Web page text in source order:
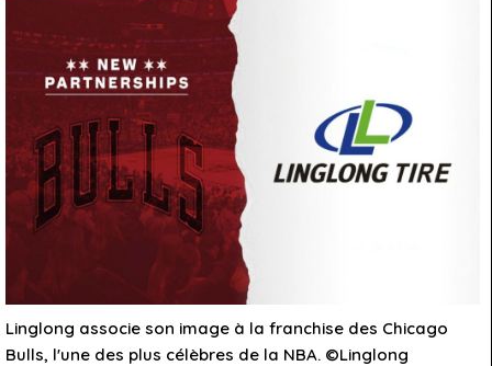
Linglong associe son image à la franchise des Chicago
Bulls, l'une des plus célèbres de la NBA. ©Linglong